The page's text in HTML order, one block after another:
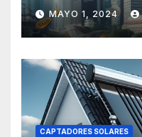
MAYO 1, 2024
CAPTADORES SOLARES